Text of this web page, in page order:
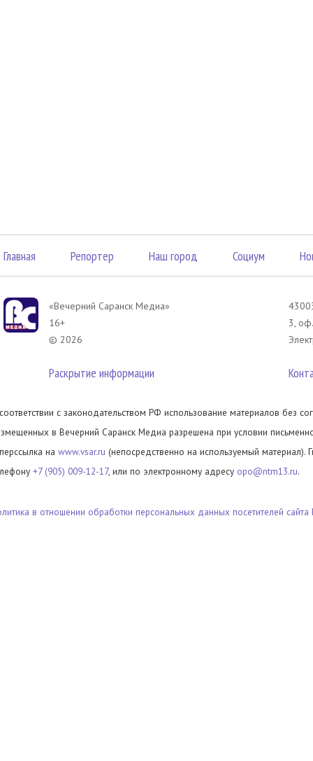
Главная Репортер Наш город Социум
«Вечерний Саранск Mедиа»
16+
© 2026
Раскрытие информации
3,
с законодательством РФ использование материалов без
в Вечерний Саранск Медиа разрешена при условии
на www.vsar.ru (непосредственно на используемый материал).
+7 (905) 009-12-17, или по электронному адресу opo@ntm13.ru.
в отношении обработки персональных данных посетителей